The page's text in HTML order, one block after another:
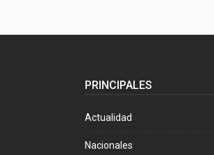
PRINCIPALES
Actualidad
Nacionales